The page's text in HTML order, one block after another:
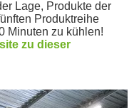
Lage, Produkte der
Produktreihe
Minuten zu kühlen!
zu dieser